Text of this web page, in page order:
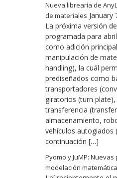
Nueva librearía de
de materiales January
La próxima versión
programada para
como adición
manipulación de
handling), la cuál
prediseñados como
transportadores
giratorios (turn
transferencia
almacenamiento,
vehículos autogiados
continuación […]
Pyomo y JuMP:
modelación matemática